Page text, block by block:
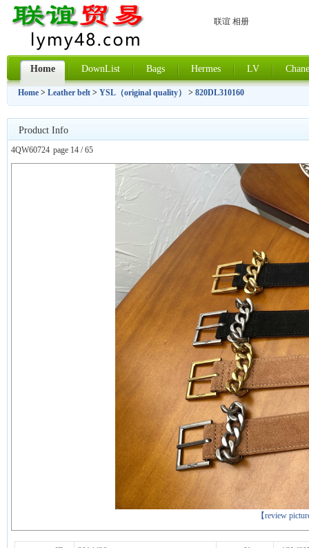
联谊 相册
Home DownList Bags Hermes LV
Home > Leather belt > YSL（original quality） > 820DL310160
Product Info
4QW60724 page 14 / 65
【review
上一张
下一张